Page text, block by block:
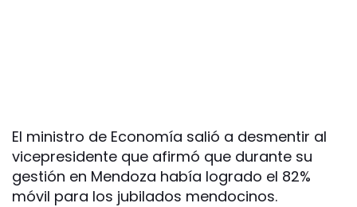
El ministro de Economía salió a desmentir al
vicepresidente que afirmó que durante su
gestión en Mendoza había logrado el 82%
móvil para los jubilados mendocinos.